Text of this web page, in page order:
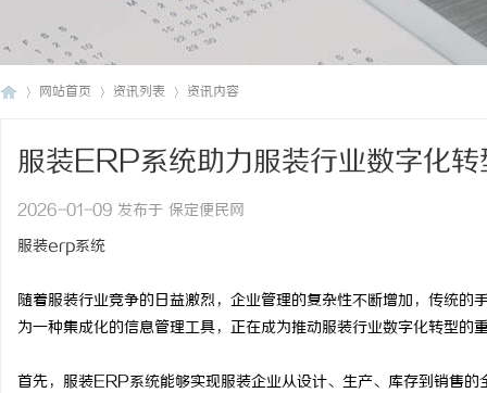
网站首页 资讯列表 资讯内容
服装ERP系统助力服装行业数字化转
2026-01-09 发布于 保定便民网
服装erp系统
随着服装行业竞争的日益激烈，企业管理的复杂性不断增加，传统
为一种集成化的信息管理工具，正在成为推动服装行业数字化转型的
首先，服装ERP系统能够实现服装企业从设计、生产、库存到销售